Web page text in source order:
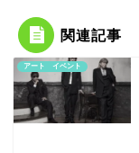
関連記事
アート イベント